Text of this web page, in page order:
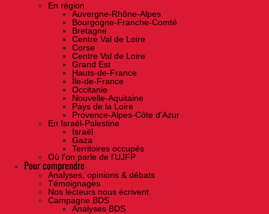
En région
Auvergne-Rhône-Alpes
Bourgogne-Franche-Comté
Bretagne
Centre Val de Loire
Corse
Centre Val de Loire
Grand Est
Hauts-de-France
Île-de-France
Occitanie
Nouvelle-Aquitaine
Pays de la Loire
Provence-Alpes-Côte d'Azur
En Israël-Palestine
Israël
Gaza
Territoires occupés
Où l'on parle de l'UJFP
Pour comprendre
Analyses, opinions & débats
Témoignages
Nos lecteurs nous écrivent
Campagne BDS
Analyses BDS